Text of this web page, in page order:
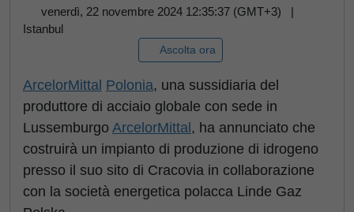
venerdì, 22 novembre 2024 12:35:37 (GMT+3) |
Istanbul
Ascolta ora
ArcelorMittal Polonia, una sussidiaria del
produttore di acciaio globale con sede in
Lussemburgo ArcelorMittal , ha annunciato che
costruirà un impianto di produzione di idrogeno
presso il suo sito di Cracovia in collaborazione
con la società energetica polacca Linde Gaz